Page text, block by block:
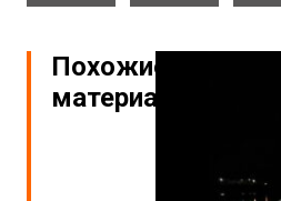
Похожие
материалы